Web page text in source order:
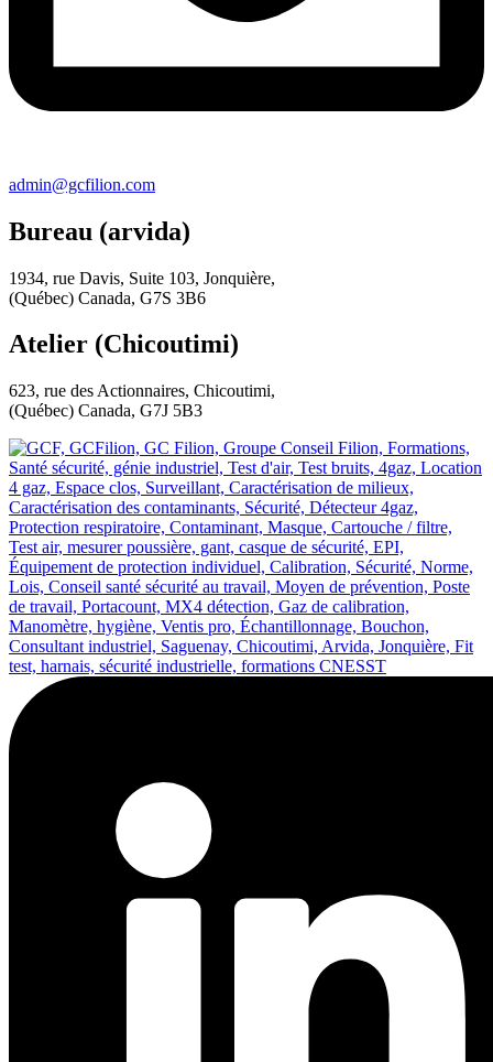
admin@gcfilion.com
Bureau (arvida)
1934, rue Davis, Suite 103, Jonquière,
(Québec) Canada, G7S 3B6
Atelier (Chicoutimi)
623, rue des Actionnaires, Chicoutimi,
(Québec) Canada, G7J 5B3